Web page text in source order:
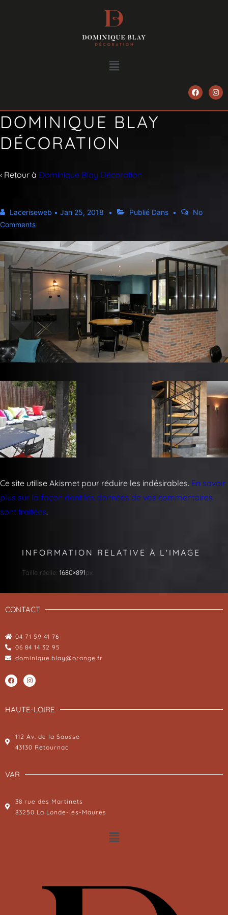
DOMINIQUE BLAY
DÉCORATION
‹ Retour à Dominique Blay Décoration
Laceriseweb • Jan 25, 2018 Publié Dans
No
Comments
Ce site utilise Akismet pour réduire les indésirables. En savoir
plus sur la façon dont les données de vos commentaires
sont traitées.
INFORMATION RELATIVE À L'IMAGE
Taille réelle: 1680×891px
CONTACT
04 71 59 41 76
06 84 14 32 95
dominique.blay@orange.fr
HAUTE-LOIRE
112 Av. de la Sausse
43130 Retournac
VAR
38 rue des Martinets
83250 La Londe-les-Maures